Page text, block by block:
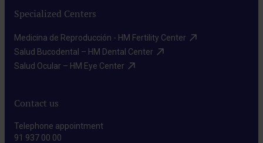
Specialized Centers
Medicina de Reproducción - HM Fertility Center​
Salud Bucodental – HM Dental Center​
Salud Ocular – HM Eye Center​
Contact us
Telephone appointment
91 937 00 00